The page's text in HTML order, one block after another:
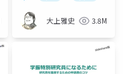
大上雅史 3.8M